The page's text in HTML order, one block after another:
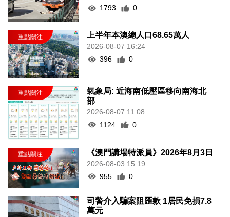
1793
0
上半年本澳總人口68.65萬人
2026-08-07 16:24
396
0
氣象局: 近海南低壓區移向南海北
部
2026-08-07 11:08
1124
0
《澳門講場特派員》2026年8月3日
2026-08-03 15:19
955
0
司警介入騙案阻匯款 1居民免損7.8
萬元